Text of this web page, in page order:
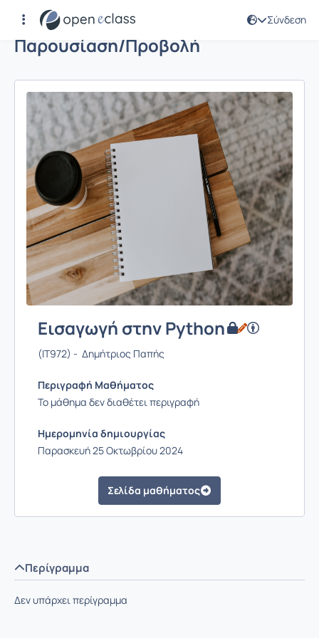
Σύνδεση
Παρουσίαση/Προβολή
Εισαγωγή στην Python
(IT972) - Δημήτριος Παπής
Περιγραφή Μαθήματος
Το μάθημα δεν διαθέτει περιγραφή
Ημερομηνία δημιουργίας
Παρασκευή 25 Οκτωβρίου 2024
Σελίδα μαθήματος
Περίγραμμα
Δεν υπάρχει περίγραμμα